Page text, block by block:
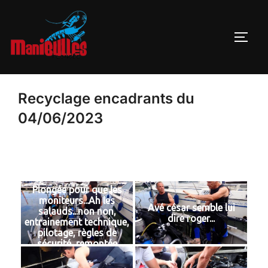
Recyclage encadrants du
04/06/2023
Plongée pour que les
moniteurs...Ah les
salauds...non non,
entrainement technique,
pilotage, règles de
sécurité, remontée
d'une personne en
détresse, contrôle du
Avé césar semble lui
dire roger...